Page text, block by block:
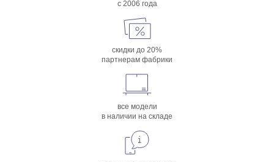
с 2006 года
скидки до 20%
партнерам фабрики
все модели
в наличии на складе